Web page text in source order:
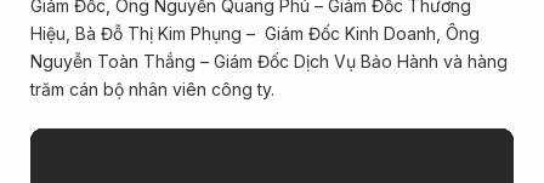
Giám Đốc, Ông Nguyễn Quang Phú – Giám Đốc Thương
Hiệu, Bà Đỗ Thị Kim Phụng – Giám Đốc Kinh Doanh, Ông
Nguyễn Toàn Thắng – Giám Đốc Dịch Vụ Bảo Hành và hàng
trăm cán bộ nhân viên công ty.